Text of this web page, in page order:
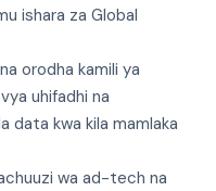
ishara za Global
orodha kamili ya
uhifadhi na
data kwa kila mamlaka
wa ad-tech na